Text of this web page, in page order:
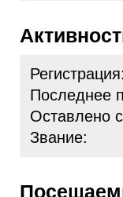
Регистрация:
Последнее
Оставлено
Звание: